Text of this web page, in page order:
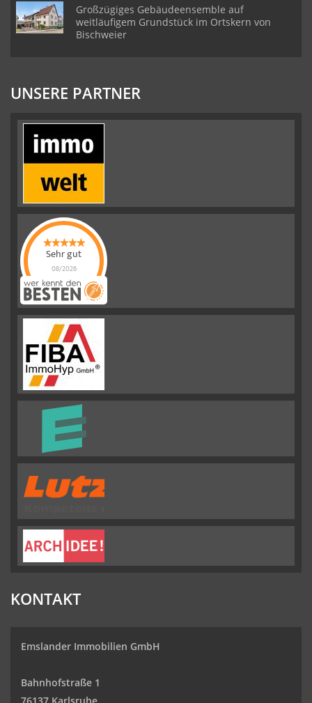
Großzügiges Gebäudeensemble auf
weitläufigem Grundstück im Ortskern von
Bischweier
UNSERE PARTNER
Sehr gut
08/2026
Emslander
Immobilien GMBH
Sternen |
292Emslander
Immobilien
GMBHBewertungen
auf
werkenntdenBESTEN.de
KONTAKT
Emslander Immobilien GmbH
Bahnhofstraße 1